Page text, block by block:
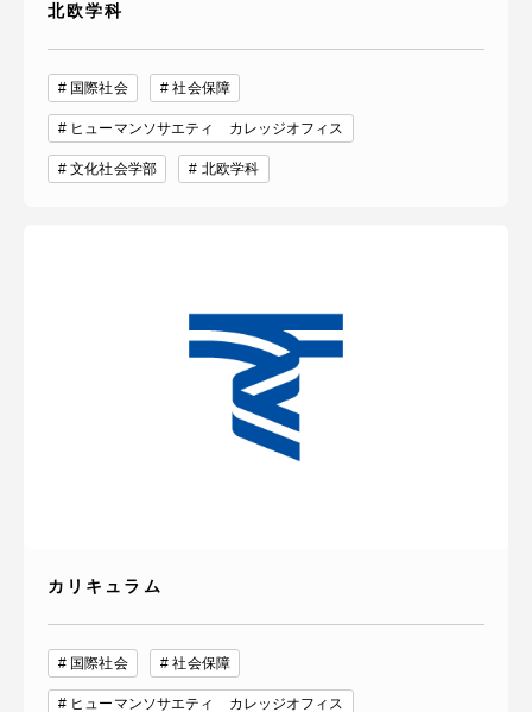
北欧学科
国際社会 社会保障
ヒューマンソサエティ カレッジオフィス
文化社会学部 北欧学科
カリキュラム
国際社会 社会保障
ヒューマンソサエティ カレッジオフィス